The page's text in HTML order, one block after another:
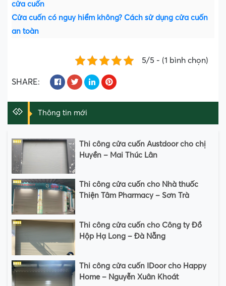
cửa cuốn
Cửa cuốn có nguy hiểm không? Cách sử dụng cửa cuốn
an toàn
5/5 - (1 bình chọn)
SHARE:
Thông tin mới
Thi công cửa cuốn Austdoor cho chị
Huyền – Mai Thúc Lân
Thi công cửa cuốn cho Nhà thuốc
Thiện Tâm Pharmacy – Sơn Trà
Thi công cửa cuốn cho Công ty Đồ
Hộp Hạ Long – Đà Nẵng
Thi công cửa cuốn IDoor cho Happy
Home – Nguyễn Xuân Khoát